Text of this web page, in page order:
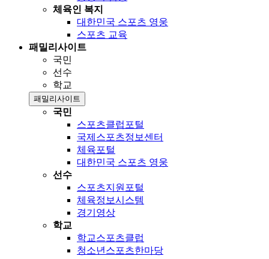
체육인 복지
대한민국 스포츠 영웅
스포츠 교육
패밀리사이트
국민
선수
학교
패밀리사이트
국민
스포츠클럽포털
국제스포츠정보센터
체육포털
대한민국 스포츠 영웅
선수
스포츠지원포털
체육정보시스템
경기영상
학교
학교스포츠클럽
청소년스포츠한마당